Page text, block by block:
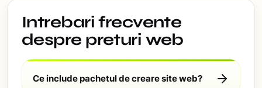
Intrebari frecvente
despre preturi web
Ce include pachetul de creare site web?